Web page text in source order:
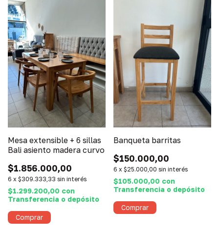
Mesa extensible + 6 sillas
Bali asiento madera curvo
$1.856.000,00
6 x $309.333,33 sin interés
$1.299.200,00 con
Transferencia o depósito
Banqueta barritas
$150.000,00
6 x $25.000,00 sin interés
$105.000,00 con
Transferencia o depósito